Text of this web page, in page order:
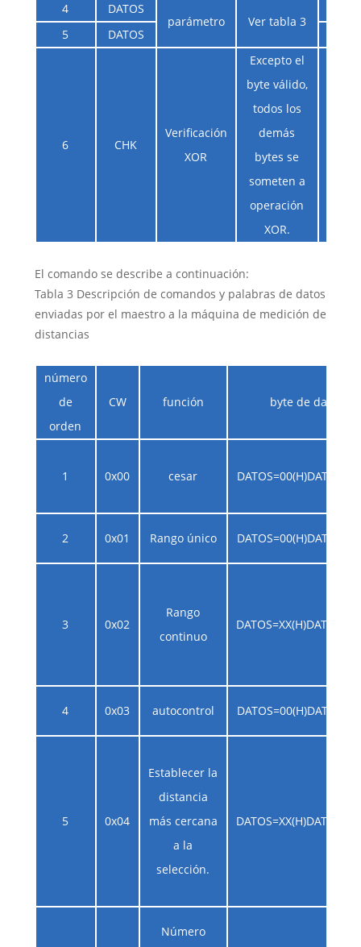
4
DATOS
parámetro
Ver tabla 3
5
DATOS
6 CHK
Verificación
XOR
Excepto el
byte válido,
todos los
demás
bytes se
someten a
operación
XOR.
El comando se describe a continuación:
Tabla 3 Descripción de comandos y palabras de datos
enviadas por el maestro a la máquina de medición de
distancias
número
de
orden
CW función byte de datos
1 0x00 cesar
2 0x01 Rango único
3 0x02
Rango
continuo
4 0x03 autocontrol
5 0x04
Establecer la
distancia
más cercana
a la
selección.
Número